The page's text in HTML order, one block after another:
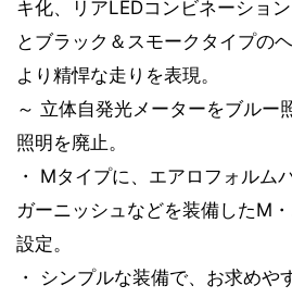
キ化、リアLEDコンビネーショ
とブラック＆スモークタイプの
より精悍な走りを表現。
～ 立体自発光メーターをブルー
照明を廃止。
・ Mタイプに、エアロフォルム
ガーニッシュなどを装備したM
設定。
・ シンプルな装備で、お求めや